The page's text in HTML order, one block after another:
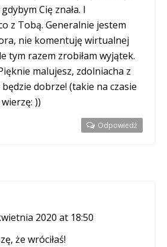
Cię znała. I
z Tobą. Generalnie jestem
nie komentuję wirtualnej
tym razem zrobiłam wyjątek.
malujesz, zdolniacha z
dobrze! (takie na czasie
))
Odpowiedź
2020 at 18:50
że wróciłaś!